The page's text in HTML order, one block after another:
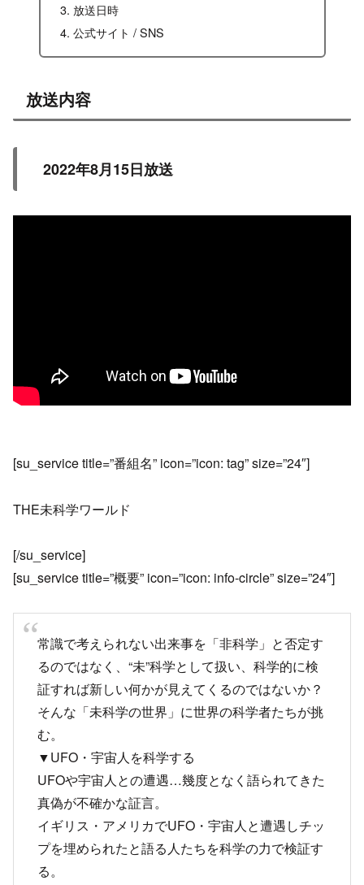
放送日時
公式サイト / SNS
放送内容
2022年8月15日放送
[su_service title=”番組名” icon=”icon: tag” size=”24″]
THE未科学ワールド
[/su_service]
[su_service title=”概要” icon=”icon: info-circle” size=”24″]
常識で考えられない出来事を「非科学」と否定す
るのではなく、“未”科学として扱い、科学的に検
証すれば新しい何かが見えてくるのではないか？
そんな「未科学の世界」に世界の科学者たちが挑
む。
▼UFO・宇宙人を科学する
UFOや宇宙人との遭遇…幾度となく語られてきた
真偽が不確かな証言。
イギリス・アメリカでUFO・宇宙人と遭遇しチッ
プを埋められたと語る人たちを科学の力で検証す
る。